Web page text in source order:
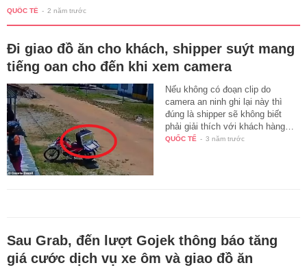
QUỐC TẾ - 2 năm trước
Đi giao đồ ăn cho khách, shipper suýt mang
tiếng oan cho đến khi xem camera
Nếu không có đoạn clip do
camera an ninh ghi lại này thì
đúng là shipper sẽ không biết
phải giải thích với khách hàng…
QUỐC TẾ - 3 năm trước
Sau Grab, đến lượt Gojek thông báo tăng
giá cước dịch vụ xe ôm và giao đồ ăn